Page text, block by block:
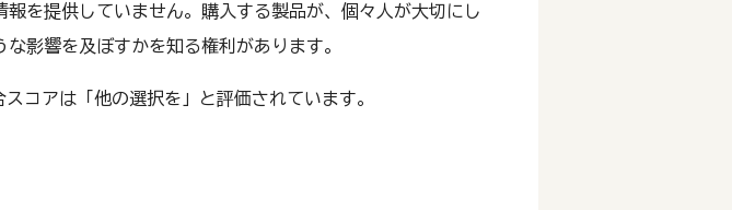
報を提供していません。購入する製品が、個々人が大切にし
影響を及ぼすかを知る権利があります。
コアは「他の選択を」と評価されています。